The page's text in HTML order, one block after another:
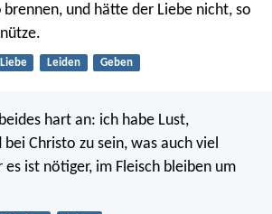
brennen, und hätte der Liebe nicht, so
Liebe Leiden Geben
hart an: ich habe Lust,
bei Christo zu sein, was auch viel
es ist nötiger, im Fleisch bleiben um